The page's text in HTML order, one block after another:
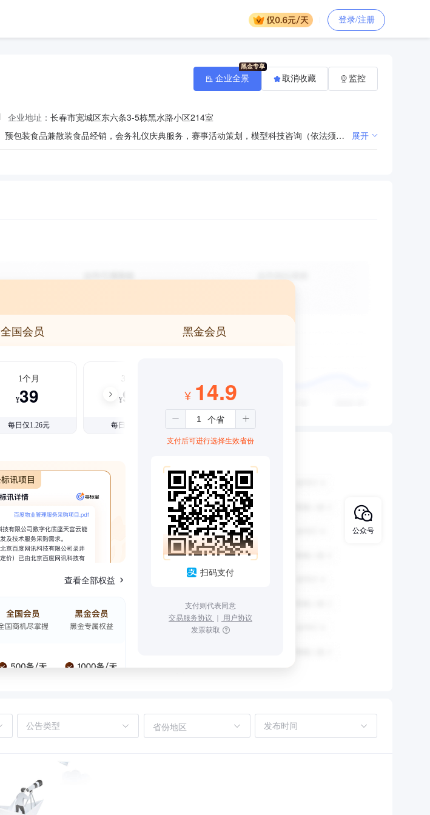
登录/注册
企业地址： 长春市宽城区东六条3-5栋黑水路小区214室
模型、玩具、百货、服装鞋帽、工艺品、文体用品、灯光音响、预包装食品兼散装食品经销，会务礼仪庆典服务，赛事活动策划，模型科技咨询（依法须经批准的项目，经相关部门批准后方可开展经营活动） 展开
企业全景 取消收藏 监控
全国会员 黑金会员
1个月
¥39
每日仅1.26元
3个月
¥99
每日仅1.08元
查看全部权益
¥ 14.9
支付后可进行选择生效省份
扫码支付
支付则代表同意
交易服务协议 ｜ 用户协议
发票获取
省份地区
公众号